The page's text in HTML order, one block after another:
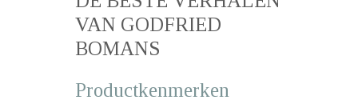
VAN GODFRIED
BOMANS
Productkenmerken